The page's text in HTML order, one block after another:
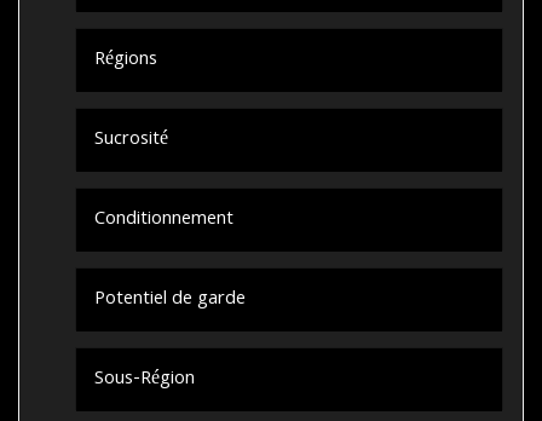
Régions
Sucrosité
Conditionnement
Potentiel de garde
Sous-Région